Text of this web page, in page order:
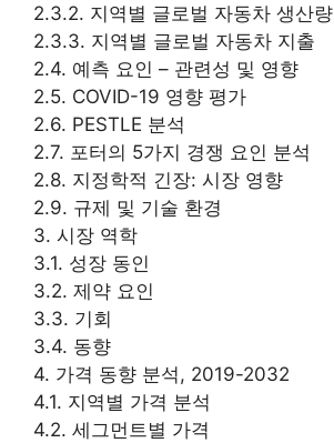
2.3.2. 지역별 글로벌 자동차 생산량
2.3.3. 지역별 글로벌 자동차 지출
2.4. 예측 요인 – 관련성 및 영향
2.5. COVID-19 영향 평가
2.6. PESTLE 분석
2.7. 포터의 5가지 경쟁 요인 분석
2.8. 지정학적 긴장: 시장 영향
2.9. 규제 및 기술 환경
3. 시장 역학
3.1. 성장 동인
3.2. 제약 요인
3.3. 기회
3.4. 동향
4. 가격 동향 분석, 2019-2032
4.1. 지역별 가격 분석
4.2. 세그먼트별 가격